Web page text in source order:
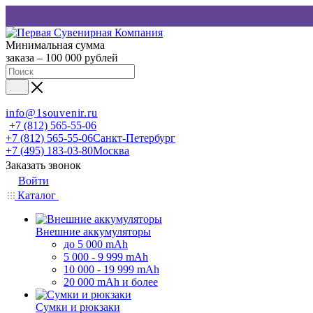
Минимальная сумма
заказа – 100 000 рублей
info@1souvenir.ru
+7 (812) 565-55-06
+7 (812) 565-55-06Санкт-Петербург
+7 (495) 183-03-80Москва
Заказать звонок
Войти
Каталог
Внешние аккумуляторы
до 5 000 mAh
5 000 - 9 999 mAh
10 000 - 19 999 mAh
20 000 mAh и более
Сумки и рюкзаки